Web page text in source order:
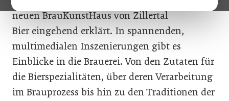
neuen BrauKunstHaus von Zillertal
Bier eingehend erklärt. In spannenden,
multimedialen Inszenierungen gibt es
Einblicke in die Brauerei. Von den Zutaten für
die Bierspezialitäten, über deren Verarbeitung
im Brauprozess bis hin zu den Traditionen der